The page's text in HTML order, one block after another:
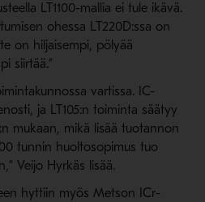
LT1100-mallia ei tule ikävä.
ohessa LT220D:ssa on
on hiljaisempi, pölyää
siirtää.”
vartissa. IC-
ja LT105:n toiminta säätyy
mukaan, mikä lisää tuotannon
tunnin huoltosopimus tuo
Veijo Hyrkäs lisää.
hyttiin myös Metson ICr-